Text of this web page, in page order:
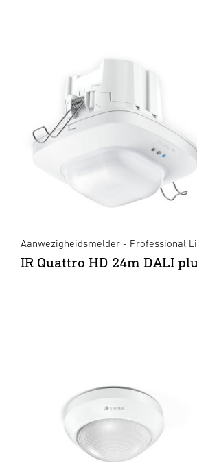
Aanwezigheidsmelder - Professional
IR Quattro HD 24m DALI